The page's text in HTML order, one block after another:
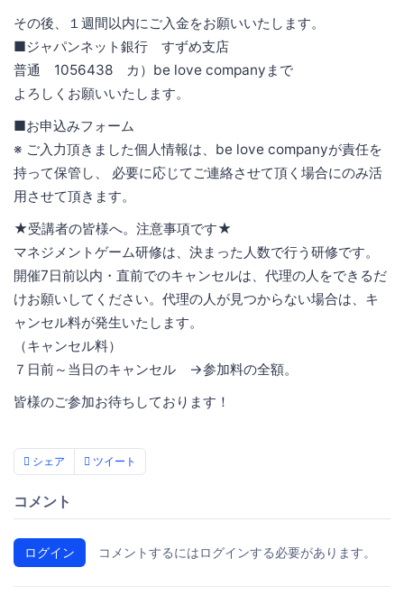
その後、１週間以内にご入金をお願いいたします。
■ジャパンネット銀行 すずめ支店
普通 1056438 カ）be love companyまで
よろしくお願いいたします。
■お申込みフォーム
※ ご入力頂きました個人情報は、be love companyが責任を
持って保管し、 必要に応じてご連絡させて頂く場合にのみ活
用させて頂きます。
★受講者の皆様へ。注意事項です★
マネジメントゲーム研修は、決まった人数で行う研修です。
開催7日前以内・直前でのキャンセルは、代理の人をできるだ
けお願いしてください。代理の人が見つからない場合は、キ
ャンセル料が発生いたします。
（キャンセル料）
７日前～当日のキャンセル →参加料の全額。
皆様のご参加お待ちしております！
シェア ツイート
コメント
ログイン コメントするにはログインする必要があります。